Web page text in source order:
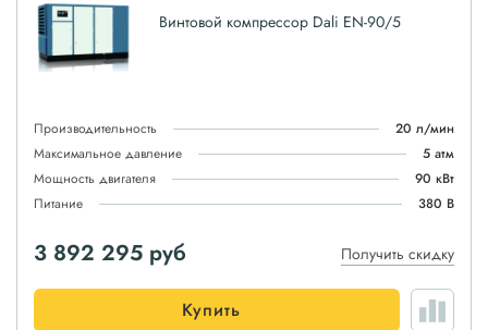
Винтовой компрессор Dali EN-90/5
Производительность
20 л/мин
Максимальное давление
5 атм
Мощность двигателя
90 кВт
Питание
380 В
3 892 295 руб Получить скидку
Купить